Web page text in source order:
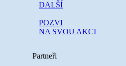
DALŠÍ
POZVI
NA SVOU AKCI
Partneři